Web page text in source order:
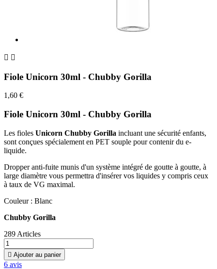
 
Fiole Unicorn 30ml - Chubby Gorilla
1,60 €
Fiole Unicorn 30ml - Chubby Gorilla
Les fioles Unicorn Chubby Gorilla incluant une sécurité enfants,
sont conçues spécialement en PET souple pour contenir du e-
liquide.
Dropper anti-fuite munis d'un système intégré de goutte à goutte, à
large diamètre vous permettra d'insérer vos liquides y compris ceux
à taux de VG maximal.
Couleur : Blanc
Chubby Gorilla
289 Articles
 Ajouter au panier
6 avis